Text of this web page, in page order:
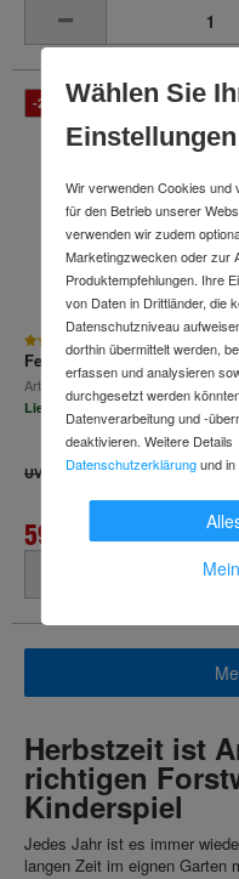
-29 %
Felco 2 Baumschere
Art.-Nr.
Lieferzeit: 2-3 Arbeitstage
UVP 84,60 €
59,99 €
Herbstzeit ist
richtigen
Kinderspiel
Jedes Jahr ist es immer
langen Zeit im eignen Garten
Wählen Sie
Wir verwenden Cookies und
für den Betrieb unserer
verwenden wir zudem
Marketingzwecken oder zur
Produktempfehlungen. Ihre
von Daten in Drittländer, die
Datenschutzniveau
dorthin übermittelt werden,
erfassen und analysieren
durchgesetzt werden
Datenverarbeitung und -
deaktivieren. Weitere
Datenschutzerklärungund in